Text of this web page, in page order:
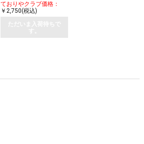
ておりやクラブ価格：
￥2,750(税込)